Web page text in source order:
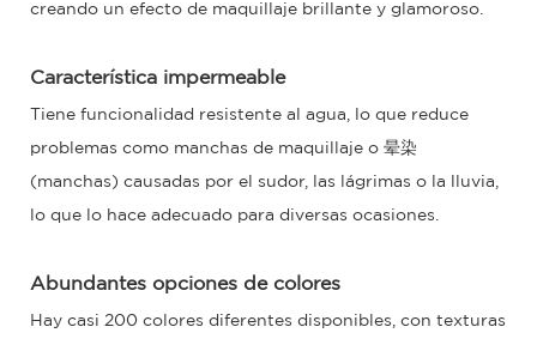
creando un efecto de maquillaje brillante y glamoroso.
Característica impermeable
Tiene funcionalidad resistente al agua, lo que reduce
problemas como manchas de maquillaje o 晕染
(manchas) causadas por el sudor, las lágrimas o la lluvia,
lo que lo hace adecuado para diversas ocasiones.
Abundantes opciones de colores
Hay casi 200 colores diferentes disponibles, con texturas